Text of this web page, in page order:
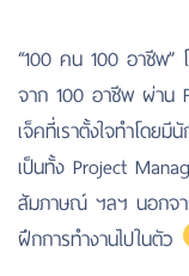
“100 คน 100 อาชีพ
จาก 100 อาชีพ ผ่าน
เจ็คที่เราตั้งใจทำโดย
เป็นทั้ง Project
สัมภาษณ์ ฯลฯ นอกจาก
ฝึกการทำงานไปในตัว